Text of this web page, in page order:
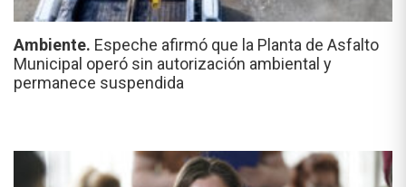
Ambiente. Espeche afirmó que la Planta de Asfalto
Municipal operó sin autorización ambiental y
permanece suspendida